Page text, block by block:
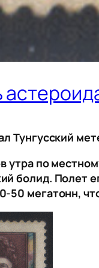
Тунгусский
утра по
болид. Полет
50 мегатонн,